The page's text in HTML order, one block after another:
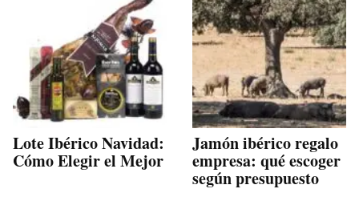
Lote Ibérico Navidad:
Cómo Elegir el Mejor
Jamón ibérico regalo
empresa: qué escoger
según presupuesto